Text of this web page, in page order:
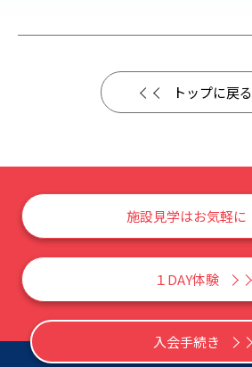
トップに戻る
施設見学はお気軽に
１DAY体験
入会手続き